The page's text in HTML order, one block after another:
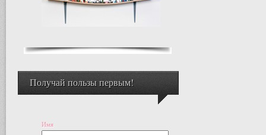
Получай пользы первым!
Имя